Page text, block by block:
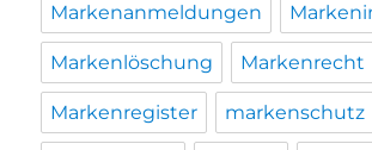
Markenanmeldungen
Markenlöschung Markenrecht
Markenregister markenschutz